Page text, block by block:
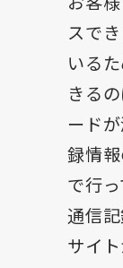
スで
いる
きる
ード
録情
で行
通信
サイ